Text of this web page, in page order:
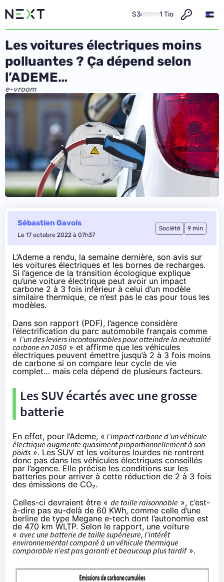
S3 1 Tio
Les voitures électriques moins
polluantes ? Ça dépend selon
l’ADEME…
e-vroom
Sébastien Gavois
Le 17 octobre 2022 à 07h37
Société 9 min
L’Ademe a rendu, la semaine dernière, son avis sur
les voitures électriques et les bornes de recharges.
Si l’agence de la transition écologique explique
qu’une voiture électrique peut avoir un impact
carbone 2 à 3 fois inférieur à celui d’un modèle
similaire thermique, ce n’est pas le cas pour tous les
modèles.
Dans son rapport (PDF), l’agence considère
l’électrification du parc automobile français comme
« l’un des leviers incontournables pour atteindre la neutralité
carbone en 2050 » et affirme que les véhicules
électriques peuvent émettre jusqu’à 2 à 3 fois moins
de carbone si on compare leur cycle de vie
complet… mais cela dépend de plusieurs facteurs.
Les SUV écartés avec une grosse
batterie
En effet, pour l’Ademe, « l’impact carbone d’un véhicule
électrique augmente quasiment proportionnellement à son
poids ». Les SUV et les voitures lourdes ne rentrent
donc pas dans les véhicules électriques conseillés
par l’agence. Elle précise les conditions sur les
batteries pour arriver à cette réduction de 2 à 3 fois
des émissions de CO₂.
Celles-ci devraient être « de taille raisonnable », c’est-
à-dire pas au-delà de 60 KWh, comme celle d’une
berline de type Megane e-tech dont l’autonomie est
de 470 km WLTP. Selon le rapport, une voiture
« avec une batterie de taille supérieure, l’intérêt
environnemental comparé à un véhicule thermique
comparable n’est pas garanti et beaucoup plus tardif».